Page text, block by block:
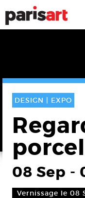
DESIGN | EXPO
08 Sep -
Vernissage le 08